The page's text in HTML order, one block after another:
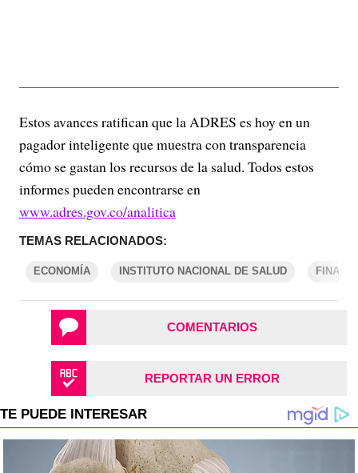
Estos avances ratifican que la ADRES es hoy en un
pagador inteligente que muestra con transparencia
cómo se gastan los recursos de la salud. Todos estos
informes pueden encontrarse en
www.adres.gov.co/analitica
TEMAS RELACIONADOS:
ECONOMÍA INSTITUTO NACIONAL DE SALUD
COMENTARIOS
REPORTAR UN ERROR